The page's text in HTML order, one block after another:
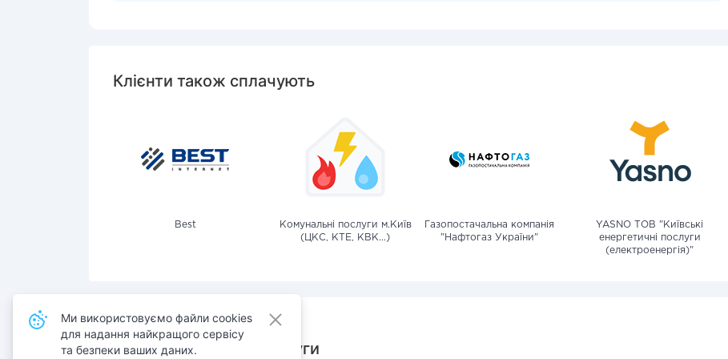
Клієнти також сплачують
Best
Комунальні послуги м.Київ
(ЦКС, КТЕ, КВК...)
Газопостачальна компанія
"Нафтогаз України"
YASNO ТОВ "Київські
енергетичні послуги
(електроенергія)"
Також сплачують послуги
Ми використовуємо файли cookies
для надання найкращого сервісу
та безпеки ваших даних.